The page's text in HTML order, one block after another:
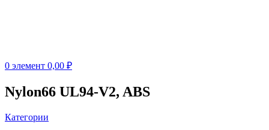
0 элемент 0,00 ₽
Nylon66 UL94-V2, ABS
Категории